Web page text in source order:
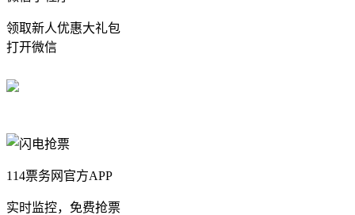
领取新人优惠大礼包
打开微信
114票务网官方APP
实时监控，免费抢票